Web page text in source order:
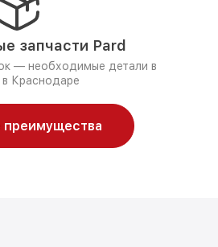
запчасти Pard
— необходимые детали в
в Краснодаре